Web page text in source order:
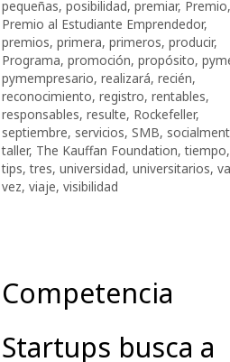
pequeñas, posibilidad, premiar, Premio,
Premio al Estudiante Emprendedor,
premios, primera, primeros, producir,
Programa, promoción, propósito,
pymempresario, realizará, recién,
reconocimiento, registro, rentables,
responsables, resulte, Rockefeller,
septiembre, servicios, SMB,
taller, The Kauffan Foundation,tiempo,
tips,tres, universidad, universitarios,
vez, viaje, visibilidad
Competencia
Startups busca a